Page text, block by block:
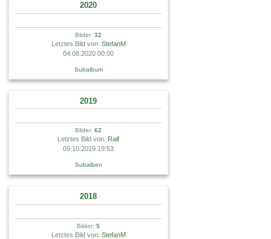
2020
Bilder: 32
Letztes Bild von: StefanM
04.08.2020 00:00
Subalbum
2019
Bilder: 62
Letztes Bild von: Ralf
09.10.2019 19:53
Subalben
2018
Bilder: 5
Letztes Bild von: StefanM